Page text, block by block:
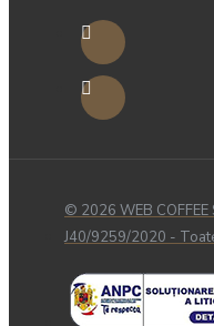
© 2026 WEB COFFEE
J40/9259/2020 -